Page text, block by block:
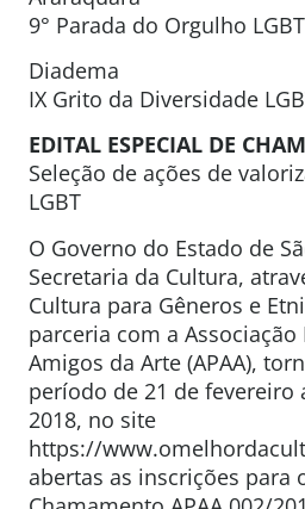
9° Parada do Orgulho LGBT
Diadema
IX Grito da Diversidade
EDITAL ESPECIAL DE
Seleção de ações de
LGBT
O Governo do Estado de
Secretaria da Cultura,
Cultura para Gêneros e
parceria com a Associação
Amigos da Arte (APAA),
período de 21 de fevereiro
2018, no site
https://
abertas as inscrições para